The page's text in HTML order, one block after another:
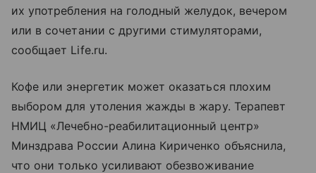
их употребления на голодный желудок, вечером
или в сочетании с другими стимуляторами,
сообщает Life.ru.
Кофе или энергетик может оказаться плохим
выбором для утоления жажды в жару. Терапевт
НМИЦ «Лечебно-реабилитационный центр»
Минздрава России Алина Кириченко объяснила,
что они только усиливают обезвоживание